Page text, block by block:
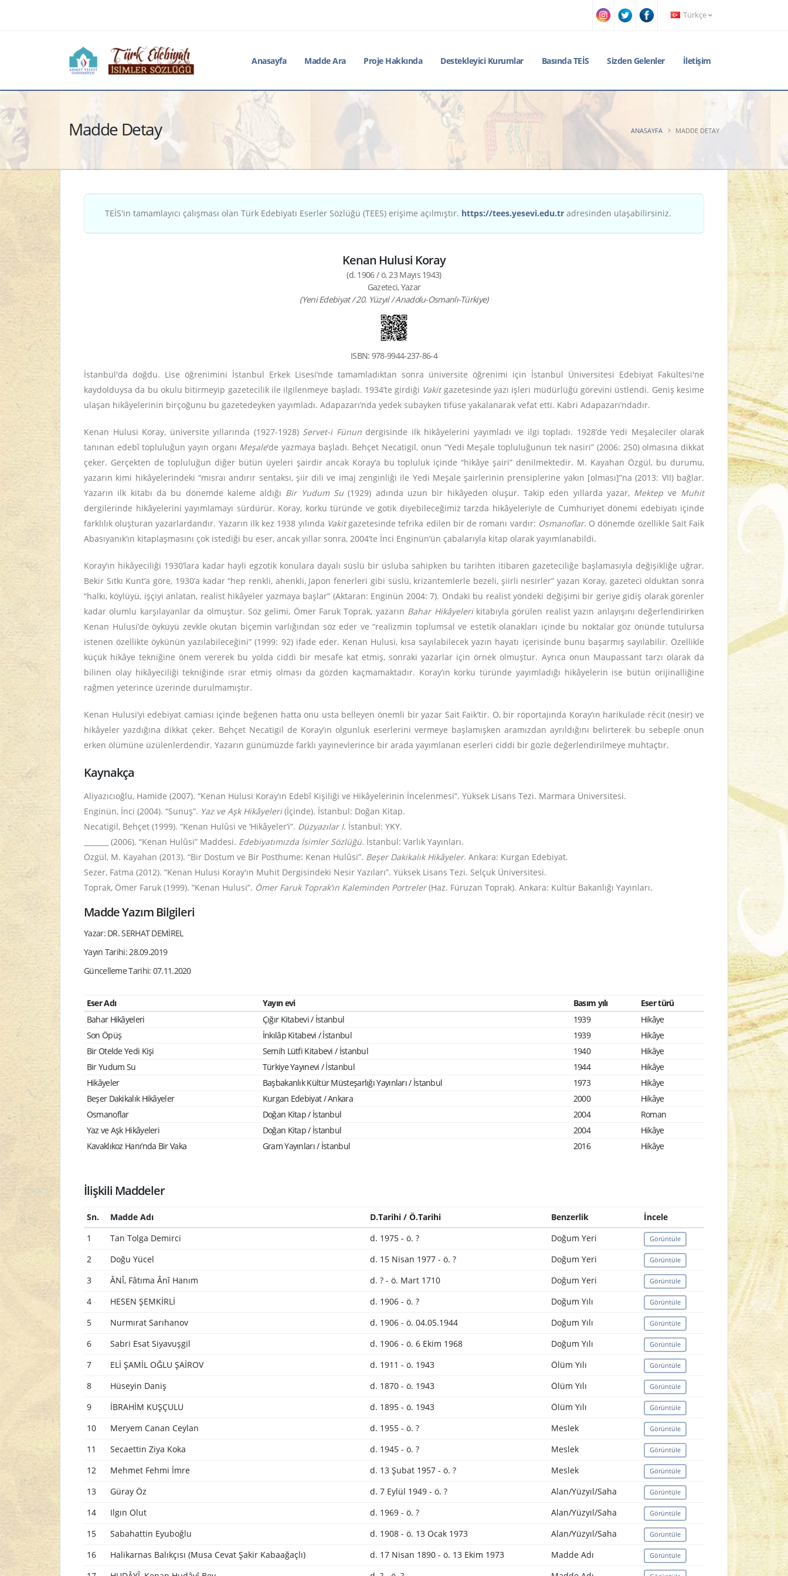
Türkçe
Anasayfa Madde Ara Proje Hakkında Destekleyici Kurumlar Basında TEİS Sizden Gelenler İletişim
Madde Detay ANASAYFA MADDE DETAY
TEİS'in tamamlayıcı çalışması olan Türk Edebiyatı Eserler Sözlüğü (TEES) erişime açılmıştır. https://tees.yesevi.edu.tr adresinden ulaşabilirsiniz.
Kenan Hulusi Koray
(d. 1906 / ö. 23 Mayıs 1943)
Gazeteci, Yazar
(Yeni Edebiyat / 20. Yüzyıl / Anadolu-Osmanlı-Türkiye)
ISBN: 978-9944-237-86-4
İstanbul'da doğdu. Lise öğrenimini İstanbul Erkek Lisesi’nde tamamladıktan sonra üniversite öğrenimi için İstanbul Üniversitesi Edebiyat Fakültesi'ne
kaydolduysa da bu okulu bitirmeyip gazetecilik ile ilgilenmeye başladı. 1934’te girdiği Vakitgazetesinde yazı işleri müdürlüğü görevini üstlendi. Geniş kesime
ulaşan hikâyelerinin birçoğunu bu gazetedeyken yayımladı. Adapazarı’nda yedek subayken tifüse yakalanarak vefat etti. Kabri Adapazarı’ndadır.
Kenan Hulusi Koray, üniversite yıllarında (1927-1928) Servet-i Fünundergisinde ilk hikâyelerini yayımladı ve ilgi topladı. 1928’de Yedi Meşaleciler olarak
tanınan edebî topluluğun yayın organı Meşale’de yazmaya başladı. Behçet Necatigil, onun “Yedi Meşale topluluğunun tek nasiri” (2006: 250) olmasına dikkat
çeker. Gerçekten de topluluğun diğer bütün üyeleri şairdir ancak Koray’a bu topluluk içinde “hikâye şairi” denilmektedir. M. Kayahan Özgül, bu durumu,
yazarın kimi hikâyelerindeki “mısraı andırır sentaksı, şiir dili ve imaj zenginliği ile Yedi Meşale şairlerinin prensiplerine yakın [olması]”na (2013: VII) bağlar.
Yazarın ilk kitabı da bu dönemde kaleme aldığı Bir Yudum Su (1929) adında uzun bir hikâyeden oluşur. Takip eden yıllarda yazar, Mektep ve Muhit
dergilerinde hikâyelerini yayımlamayı sürdürür. Koray, korku türünde ve gotik diyebileceğimiz tarzda hikâyeleriyle de Cumhuriyet dönemi edebiyatı içinde
farklılık oluşturan yazarlardandır. Yazarın ilk kez 1938 yılında Vakitgazetesinde tefrika edilen bir de romanı vardır: Osmanoflar. O dönemde özellikle Sait Faik
Abasıyanık’ın kitaplaşmasını çok istediği bu eser, ancak yıllar sonra, 2004’te İnci Enginün’ün çabalarıyla kitap olarak yayımlanabildi.
Koray’ın hikâyeciliği 1930’lara kadar hayli egzotik konulara dayalı süslü bir üsluba sahipken bu tarihten itibaren gazeteciliğe başlamasıyla değişikliğe uğrar.
Bekir Sıtkı Kunt’a göre, 1930’a kadar “hep renkli, ahenkli, Japon fenerleri gibi süslü, krizantemlerle bezeli, şiirli nesirler” yazan Koray, gazeteci olduktan sonra
“halkı, köylüyü, işçiyi anlatan, realist hikâyeler yazmaya başlar” (Aktaran: Enginün 2004: 7). Ondaki bu realist yöndeki değişimi bir geriye gidiş olarak görenler
kadar olumlu karşılayanlar da olmuştur. Söz gelimi, Ömer Faruk Toprak, yazarın Bahar Hikâyelerikitabıyla görülen realist yazın anlayışını değerlendirirken
Kenan Hulusi’de öyküyü zevkle okutan biçemin varlığından söz eder ve “realizmin toplumsal ve estetik olanakları içinde bu noktalar göz önünde tutulursa
istenen özellikte öykünün yazılabileceğini” (1999: 92) ifade eder. Kenan Hulusi, kısa sayılabilecek yazın hayatı içerisinde bunu başarmış sayılabilir. Özellikle
küçük hikâye tekniğine önem vererek bu yolda ciddi bir mesafe kat etmiş, sonraki yazarlar için örnek olmuştur. Ayrıca onun Maupassant tarzı olarak da
bilinen olay hikâyeciliği tekniğinde ısrar etmiş olması da gözden kaçmamaktadır. Koray’ın korku türünde yayımladığı hikâyelerin ise bütün orijinalliğine
rağmen yeterince üzerinde durulmamıştır.
Kenan Hulusi’yi edebiyat camiası içinde beğenen hatta onu usta belleyen önemli bir yazar Sait Faik’tir. O, bir röportajında Koray’ın harikulade récit (nesir) ve
hikâyeler yazdığına dikkat çeker. Behçet Necatigil de Koray’ın olgunluk eserlerini vermeye başlamışken aramızdan ayrıldığını belirterek bu sebeple onun
erken ölümüne üzülenlerdendir. Yazarın günümüzde farklı yayınevlerince bir arada yayımlanan eserleri ciddi bir gözle değerlendirilmeye muhtaçtır.
Kaynakça
Aliyazıcıoğlu, Hamide (2007). “Kenan Hulusi Koray’ın Edebî Kişiliği ve Hikâyelerinin İncelenmesi”. Yüksek Lisans Tezi. Marmara Üniversitesi.
Enginün, İnci (2004). “Sunuş”. Yaz ve Aşk Hikâyeleri(İçinde). İstanbul: Doğan Kitap.
Necatigil, Behçet (1999). “Kenan Hulûsi ve ‘Hikâyeler’i”. Düzyazılar I. İstanbul: YKY.
_______ (2006). “Kenan Hulûsi” Maddesi. Edebiyatımızda İsimler Sözlüğü. İstanbul: Varlık Yayınları.
Özgül, M. Kayahan (2013). “Bir Dostum ve Bir Posthume: Kenan Hulûsi”. Beşer Dakikalık Hikâyeler. Ankara: Kurgan Edebiyat.
Sezer, Fatma (2012). “Kenan Hulusi Koray'ın Muhit Dergisindeki Nesir Yazıları”. Yüksek Lisans Tezi. Selçuk Üniversitesi.
Toprak, Ömer Faruk (1999). “Kenan Hulusi”. Ömer Faruk Toprak’ın Kaleminden Portreler(Haz. Füruzan Toprak). Ankara: Kültür Bakanlığı Yayınları.
Madde Yazım Bilgileri
Yazar: DR. SERHAT DEMİREL
Yayın Tarihi: 28.09.2019
Güncelleme Tarihi: 07.11.2020
Eser Adı Yayın evi Basım yılı
Eser türü
Bahar Hikâyeleri
Çığır Kitabevi / İstanbul 1939
Hikâye
Son Öpüş
İnkılâp Kitabevi / İstanbul 1939
Hikâye
Bir Otelde Yedi Kişi
Semih Lütfi Kitabevi / İstanbul 1940
Hikâye
Bir Yudum Su
Türkiye Yayınevi / İstanbul 1944
Hikâye
Hikâyeler
Başbakanlık Kültür Müsteşarlığı Yayınları / İstanbul 1973
Hikâye
Beşer Dakikalık Hikâyeler
Kurgan Edebiyat / Ankara 2000
Hikâye
Osmanoflar
Doğan Kitap / İstanbul 2004
Roman
Yaz ve Aşk Hikâyeleri
Doğan Kitap / İstanbul 2004
Hikâye
Kavaklıkoz Hanı’nda Bir Vaka
Gram Yayınları / İstanbul 2016 Hikâye
İlişkili Maddeler
Sn. Madde Adı D.Tarihi / Ö.Tarihi Benzerlik
İncele
1
Tan Tolga Demirci d. 1975 - ö. ? Doğum Yeri Görüntüle
2 Doğu Yücel d. 15 Nisan 1977 - ö. ? Doğum Yeri Görüntüle
3 ÂNÎ, Fâtıma Ânî Hanım d. ? - ö. Mart 1710 Doğum Yeri Görüntüle
4 HESEN ŞEMKİRLİ d. 1906 - ö. ? Doğum Yılı Görüntüle
5 Nurmırat Sarıhanov d. 1906 - ö. 04.05.1944 Doğum Yılı Görüntüle
6 Sabri Esat Siyavuşgil d. 1906 - ö. 6 Ekim 1968 Doğum Yılı Görüntüle
7 ELİ ŞAMİL OĞLU ŞAİROV d. 1911 - ö. 1943 Ölüm Yılı Görüntüle
8 Hüseyin Daniş d. 1870 - ö. 1943 Ölüm Yılı Görüntüle
9 İBRAHİM KUŞÇULU d. 1895 - ö. 1943 Ölüm Yılı Görüntüle
10 Meryem Canan Ceylan d. 1955 - ö. ? Meslek Görüntüle
11 Secaettin Ziya Koka d. 1945 - ö. ? Meslek Görüntüle
12 Mehmet Fehmi İmre d. 13 Şubat 1957 - ö. ? Meslek Görüntüle
13 Güray Öz d. 7 Eylül 1949 - ö. ? Alan/Yüzyıl/Saha Görüntüle
14 Ilgın Olut d. 1969 - ö. ? Alan/Yüzyıl/Saha Görüntüle
15 Sabahattin Eyuboğlu d. 1908 - ö. 13 Ocak 1973 Alan/Yüzyıl/Saha Görüntüle
16 Halikarnas Balıkçısı (Musa Cevat Şakir Kabaağaçlı) d. 17 Nisan 1890 - ö. 13 Ekim 1973 Madde Adı Görüntüle